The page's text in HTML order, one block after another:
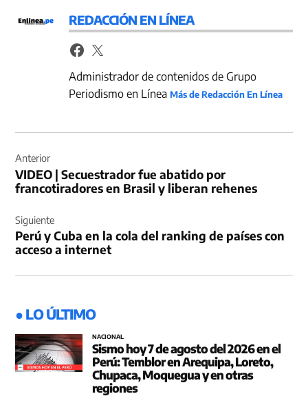
REDACCIÓN EN LÍNEA
Administrador de contenidos de Grupo
Periodismo en LíneaMás de Redacción En Línea
de
entradas
Anterior
VIDEO | Secuestrador fue abatido por
francotiradores en Brasil y liberan rehenes
Siguiente
Perú y Cuba en la cola del ranking de países con
acceso a internet
● LO ÚLTIMO
NACIONAL
Sismo hoy 7 de agosto del 2026 en el
Perú: Temblor en Arequipa, Loreto,
Chupaca, Moquegua y en otras
regiones